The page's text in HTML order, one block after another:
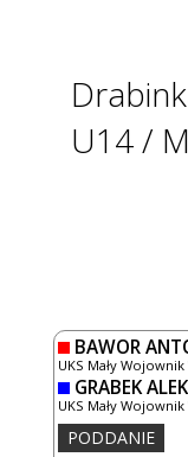
U14 /
BAWOR
UKS Mały Wojownik
GRABEK
UKS Mały Wojownik
PODDANIE